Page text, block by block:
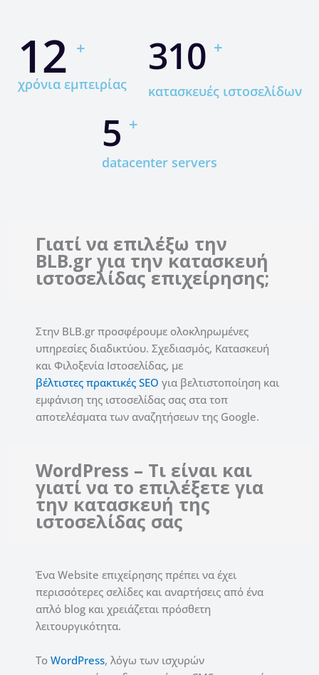
21 +
χρόνια εμπειρίας
540 +
κατασκευές ιστοσελίδων
9 +
datacenter servers
Γιατί να επιλέξω την
BLB.gr για την κατασκευή
ιστοσελίδας επιχείρησης;
Στην BLB.gr προσφέρουμε ολοκληρωμένες
υπηρεσίες διαδικτύου. Σχεδιασμός, Κατασκευή
και Φιλοξενία Ιστοσελίδας, με
βέλτιστες πρακτικές SEO για βελτιστοποίηση και
εμφάνιση της ιστοσελίδας σας στα τοπ
αποτελέσματα των αναζητήσεων της Google.
WordPress – Τι είναι και
γιατί να το επιλέξετε για
την κατασκευή της
ιστοσελίδας σας
Ένα Website επιχείρησης πρέπει να έχει
περισσότερες σελίδες και αναρτήσεις από ένα
απλό blog και χρειάζεται πρόσθετη
λειτουργικότητα.
Το WordPress, λόγω των ισχυρών